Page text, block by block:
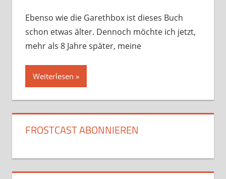
Ebenso wie die Garethbox ist dieses Buch
schon etwas älter. Dennoch möchte ich jetzt,
mehr als 8 Jahre später, meine
Weiterlesen
FROSTCAST ABONNIEREN